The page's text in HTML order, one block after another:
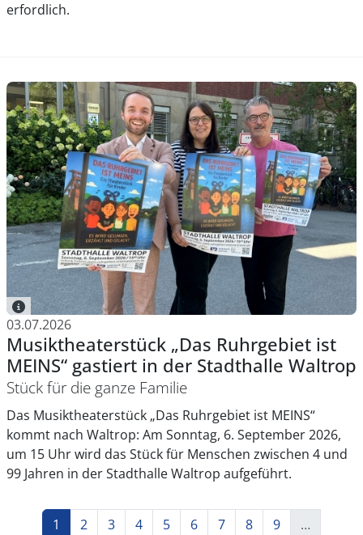
erfordlich.
03.07.2026
Musiktheaterstück „Das Ruhrgebiet ist
MEINS“ gastiert in der Stadthalle Waltrop
Stück für die ganze Familie
Das Musiktheaterstück „Das Ruhrgebiet ist MEINS“
kommt nach Waltrop: Am Sonntag, 6. September 2026,
um 15 Uhr wird das Stück für Menschen zwischen 4 und
99 Jahren in der Stadthalle Waltrop aufgeführt.
Seitennummerierung
Seite
1 Seite
2 Seite
3 Seite
4 Seite
5 Seite
6 Seite
7 Seite
8 Seite
9 …